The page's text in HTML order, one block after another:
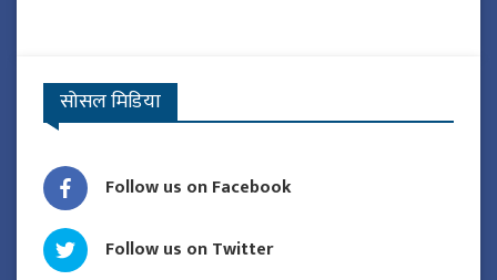
सोसल मिडिया
Follow us on Facebook
Follow us on Twitter